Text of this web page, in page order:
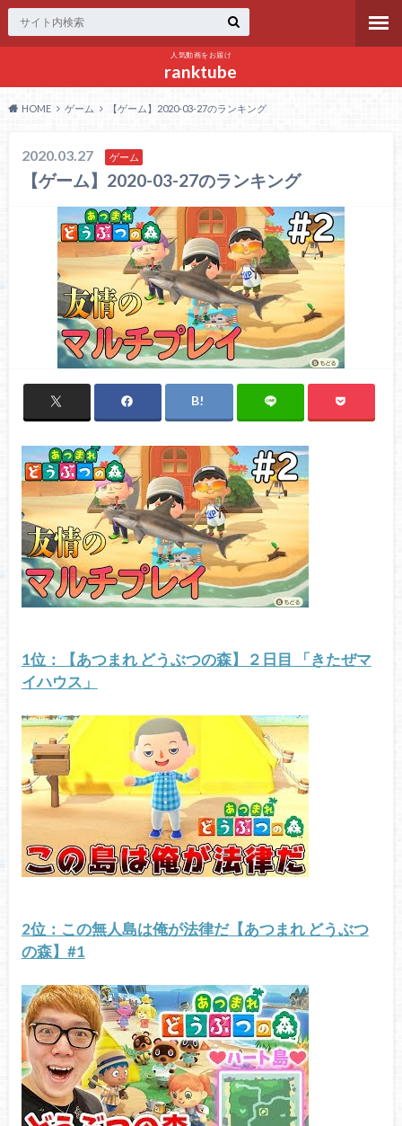
人気動画をお届け
ranktube
HOME ゲーム 【ゲーム】2020-03-27のランキング
2020.03.27 ゲーム
【ゲーム】2020-03-27のランキング
1位：【あつまれ どうぶつの森】２日目 「きたぜマ
イハウス」
2位：この無人島は俺が法律だ【あつまれ どうぶつ
の森】#1